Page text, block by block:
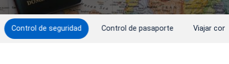
Control de seguridad Control de pasaporte Viajar con